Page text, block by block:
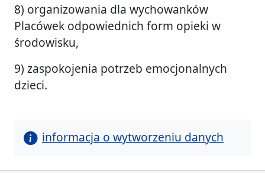
8) organizowania dla wychowanków
Placówek odpowiednich form opieki w
środowisku,
9) zaspokojenia potrzeb emocjonalnych
dzieci.
informacja o wytworzeniu danych